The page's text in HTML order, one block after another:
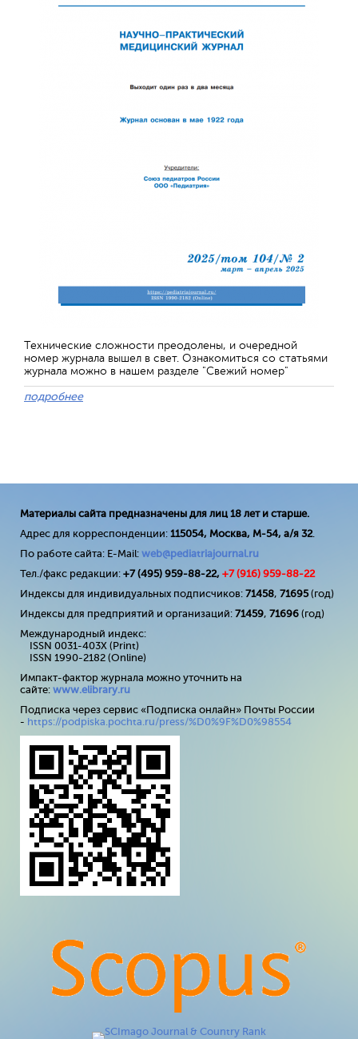
Технические сложности преодолены, и очередной
номер журнала вышел в свет. Ознакомиться со статьями
журнала можно в нашем разделе "Свежий номер"
подробнее
Материалы сайта предназначены для лиц 18 лет и старше.
Адрес для корреспонденции: 115054, Москва, М-54, а/я 32.
По работе сайта: E-Mail: web@pediatriajournal.ru
Тел./факс редакции: +7 (495) 959-88-22, +7 (916) 959-88-22
Индексы для индивидуальных подписчиков: 71458, 71695(год)
Индексы для предприятий и организаций: 71459, 71696 (год)
Международный индекс:
ISSN 0031-403X (Print)
ISSN 1990-2182 (Online)
Импакт-фактор журнала можно уточнить на
сайте: www.elibrary.ru
Подписка через сервис «Подписка онлайн» Почты России
- https://podpiska.pochta.ru/press/%D0%9F%D0%98554